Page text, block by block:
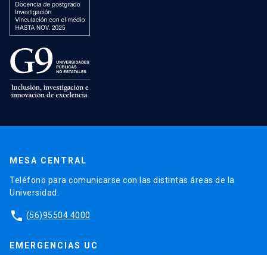
MESA CENTRAL
Teléfono para comunicarse con las distintas áreas de la
Universidad.
phone (56)95504 4000
EMERGENCIAS UC